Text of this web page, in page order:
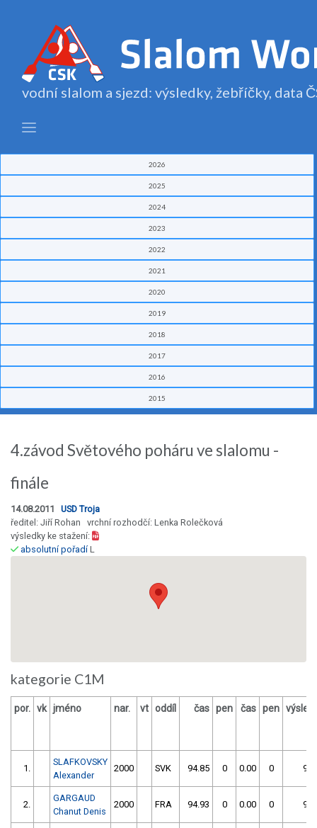
vodní slalom a sjezd: výsledky, žebříčky, data
2026
2025
2024
2023
2022
2021
2020
2019
2018
2017
2016
2015
4.závod Světového poháru ve slalomu -
finále
14.08.2011 USD Troja
ředitel: Jiří Rohan vrchní rozhodčí: Lenka Rolečková
výsledky ke stažení:
absolutní pořadíL
kategorie C1M
por. vk jméno nar. vt oddíl čas pen čas pen
1.
SLAFKOVSKY
Alexander
2000 SVK 94.85 0 0.00 0
2.
GARGAUD
Chanut Denis
2000 FRA 94.93 0 0.00 0